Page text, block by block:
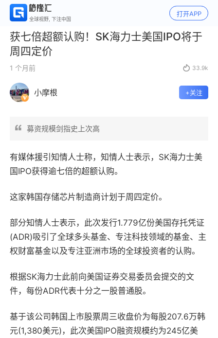
全球视野, 下注中国
打开APP
获七倍超额认购！SK海力士美国IPO将于
周四定价
1 个月前  33.9k
小摩根 +关注
募资规模剑指史上次高
有媒体援引知情人士称，知情人士表示，SK海力士美
国IPO获得逾七倍的超额认购。
这家韩国存储芯片制造商计划于周四定价。
部分知情人士表示，此次发行1.779亿份美国存托凭证
(ADR)吸引了全球多头基金、专注科技领域的基金、主
权财富基金以及专注亚洲市场的全球投资者的认购。
根据SK海力士此前向美国证券交易委员会提交的文
件，每份ADR代表十分之一股普通股。
基于该公司韩国上市股票周三收盘价为每股207.6万韩
元(1,380美元)，此次美国IPO融资规模约为245亿美